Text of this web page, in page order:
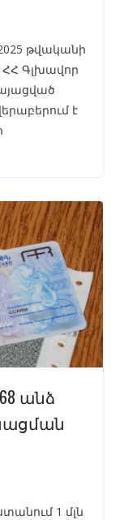
թվականի
ՀՀ Գլխավոր
է
անձ
1 մլն